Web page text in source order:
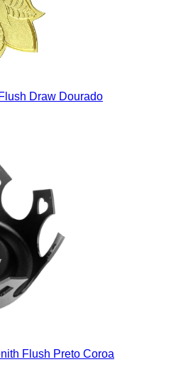
Draw Dourado
Flush Preto Coroa